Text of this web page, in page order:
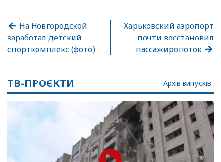
На Новгородской
заработал детский
спорткомплекс (фото)
Харьковский аэропорт
почти восстановил
пассажиропоток
ТВ-ПРОЄКТИ Архів випусків